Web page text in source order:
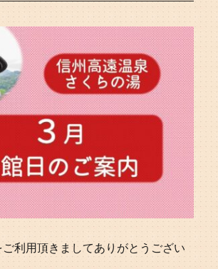
利用頂きましてありがとうござい